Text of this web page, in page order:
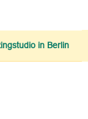
in Berlin